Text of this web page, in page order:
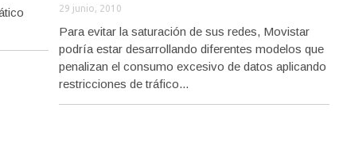
29 junio, 2010
Para evitar la saturación de sus redes, Movistar
podría estar desarrollando diferentes modelos que
penalizan el consumo excesivo de datos aplicando
restricciones de tráfico...